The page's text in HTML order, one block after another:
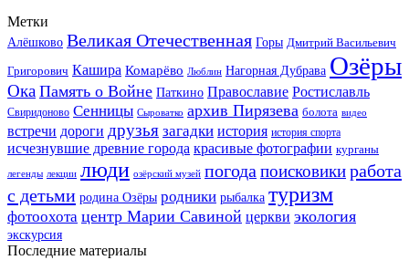
Метки
Алёшково Великая Отечественная Горы Дмитрий Васильевич
Григорович Кашира Комарёво Люблин Нагорная Дубрава Озёры
Ока Память о Войне Паткино Православие Ростиславль
Свиридоново Сенницы Сыроватко архив Пирязева болота видео
встречи дороги друзья загадки история история спорта
исчезнувшие древние города красивые фотографии курганы
легенды лекции люди озёрский музей погода поисковикиработа
с детьми родина Озёры родники рыбалка туризм
фотоохота центр Марии Савиной церкви экология
экскурсия
Последние материалы